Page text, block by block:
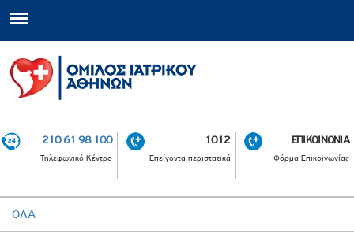
210 61 98 100
Τηλεφωνικό Κέντρο
1012
Επείγοντα περιστατικά
ΕΠΙΚΟΙΝΩΝΙΑ
Φόρμα Επικοινωνίας
ΟΛΑ